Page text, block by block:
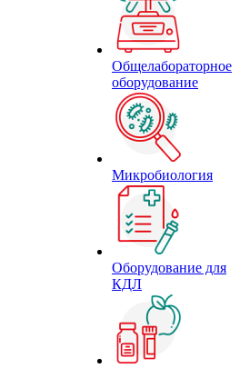
Общелабораторное
оборудование
Микробиология
Оборудование для
КДЛ